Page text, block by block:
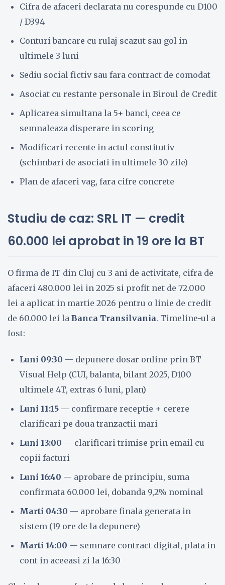
Cifra de afaceri declarata nu corespunde cu D100
/ D394
Conturi bancare cu rulaj scazut sau gol in
ultimele 3 luni
Sediu social fictiv sau fara contract de comodat
Asociat cu restante personale in Biroul de Credit
Aplicarea simultana la 5+ banci, ceea ce
semnaleaza disperare in scoring
Modificari recente in actul constitutiv
(schimbari de asociati in ultimele 30 zile)
Plan de afaceri vag, fara cifre concrete
Studiu de caz: SRL IT — credit
60.000 lei aprobat in 19 ore la BT
O firma de IT din Cluj cu 3 ani de activitate, cifra de
afaceri 480.000 lei in 2025 si profit net de 72.000
lei a aplicat in martie 2026 pentru o linie de credit
de 60.000 lei la Banca Transilvania. Timeline-ul a
fost:
Luni 09:30 — depunere dosar online prin BT
Visual Help (CUI, balanta, bilant 2025, D100
ultimele 4T, extras 6 luni, plan)
Luni 11:15 — confirmare receptie + cerere
clarificari pe doua tranzactii mari
Luni 13:00 — clarificari trimise prin email cu
copii facturi
Luni 16:40 — aprobare de principiu, suma
confirmata 60.000 lei, dobanda 9,2% nominal
Marti 04:30 — aprobare finala generata in
sistem (19 ore de la depunere)
Marti 14:00 — semnare contract digital, plata in
cont in aceeasi zi la 16:30